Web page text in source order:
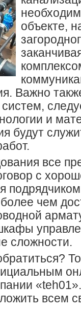
объекте,
Важно
и
будут
все
с
чем
сложности.
всем